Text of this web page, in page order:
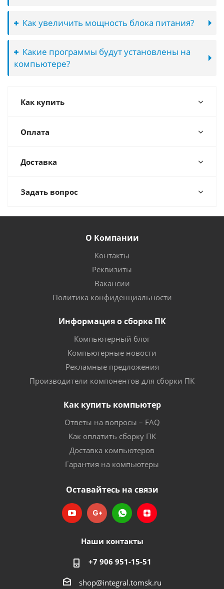
Как увеличить мощность блока питания?
Какие программы будут установлены на
компьютере?
Как купить
Оплата
Доставка
Задать вопрос
О Компании
Контакты
Реквизиты
Вакансии
Политика конфиденциальности
Информация о сборке ПК
Компьютерный блог
Компьютерные новости
Рекламные предложения
Производители компонентов для сборки ПК
Как купить компьютер
Ответы на вопросы – FAQ
Как оплатить сборку ПК
Доставка компьютеров
Гарантия на компьютеры
Оставайтесь на связи
Наши контакты
+7 906 951-15-51
shop@integral.tomsk.ru